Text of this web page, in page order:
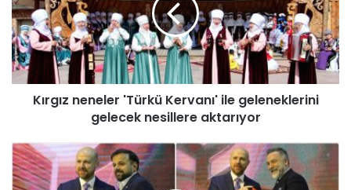
ı
z
n
e
n
r
'
T
Kırgız neneler 'Türkü Kervanı' ile geleneklerini
gelecek nesillere aktarıyor
A
n
t